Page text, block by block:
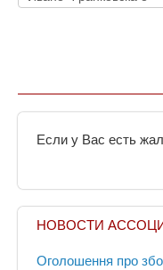
Если у Вас есть
НОВОСТИ
Оголошення про